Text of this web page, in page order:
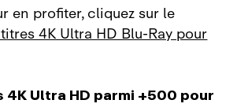
en profiter, cliquez sur le
4K Ultra HD Blu‑Ray pour
Ultra HD parmi +500 pour